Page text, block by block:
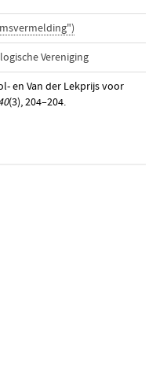
Vereniging
en Van der Lekprijs voor
(3), 204–204.